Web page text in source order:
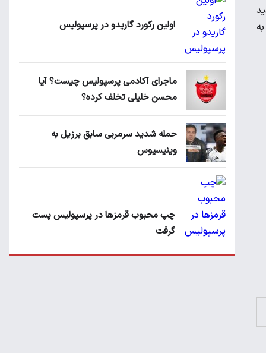
اولین رکورد گاریدو در پرسپولیس
ماجرای آکادمی پرسپولیس چیست؟ آیا
محسن خلیلی تخلف کرده؟
حمله شدید سرمربی سابق برزیل به
وینیسیوس
چپ محبوب قرمزها در پرسپولیس پست
گرفت